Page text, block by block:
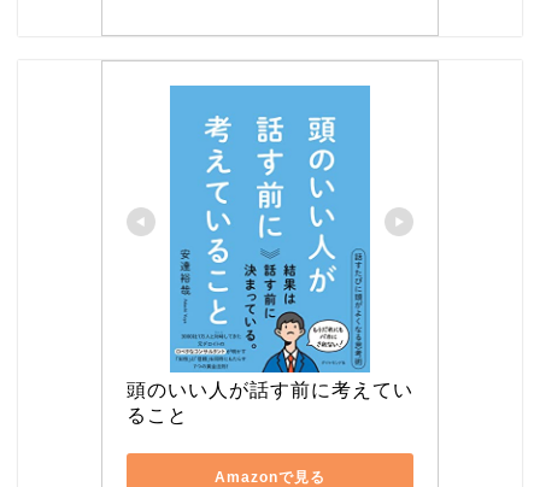
頭のいい人が話す前に考えてい
ること
Amazonで見る